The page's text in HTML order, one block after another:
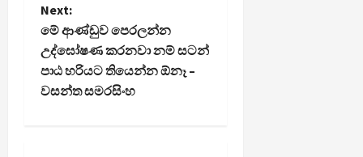
t
n
a
Next:
මේ ආණ්ඩුව පෙරලන්න
උද්ඝෝෂණ කරනවා නම් සටන්
පාඨ හරියට තියෙන්න ඕනෑ –
වසන්ත සමරසිංහ